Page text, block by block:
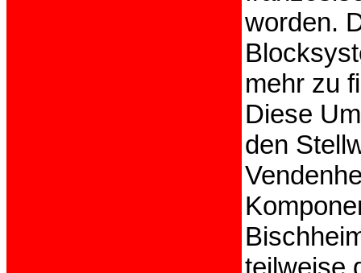
worden.
mehr zu
Diese
den
teilweise